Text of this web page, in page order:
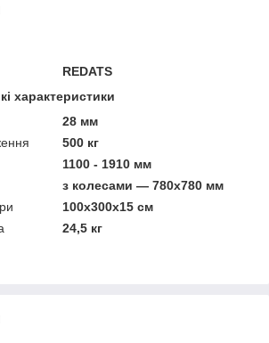
REDATS
характеристики
28 мм
500 кг
1100 - 1910 мм
з колесами — 780x780 мм
100x300x15 см
24,5 кг